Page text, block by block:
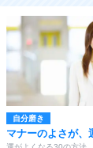
自分磨き
マナーのよさが、